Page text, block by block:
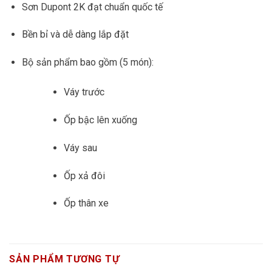
Sơn Dupont 2K đạt chuẩn quốc tế
Bền bỉ và dễ dàng lắp đặt
Bộ sản phẩm bao gồm (5 món):
Váy trước
Ốp bậc lên xuống
Váy sau
Ốp xả đôi
Ốp thân xe
SẢN PHẨM TƯƠNG TỰ